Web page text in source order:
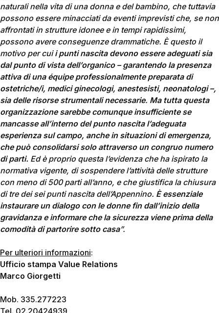
naturali nella vita di una donna e del bambino, che tuttavia
possono essere minacciati da eventi imprevisti che, se non
affrontati in strutture idonee e in tempi rapidissimi,
possono avere conseguenze drammatiche. È questo il
motivo per cuii punti nascita devono essere adeguati sia
dal punto di vista dell’organico – garantendo la presenza
attiva di una équipe professionalmente preparata di
ostetriche/i, medici ginecologi, anestesisti, neonatologi –,
sia delle risorse strumentali necessarie. Ma tutta questa
organizzazione sarebbe comunque insufficiente se
mancasse all’interno del punto nascita l’adeguata
esperienza sul campo, anche in situazioni di emergenza,
che può consolidarsi solo attraverso un congruo numero
di parti. Ed è proprio questa l’evidenza che ha ispirato la
normativa vigente, di sospendere l’attività delle strutture
con meno di 500 parti all’anno, e che giustifica la chiusura
di tre dei sei punti nascita dell’Appennino. È essenziale
instaurare un dialogo con le donne fin dall’inizio della
gravidanza e informare che la sicurezza viene prima della
comodità di partorire sotto casa”.
Per ulteriori informazioni:
Ufficio stampa Value Relations
Marco Giorgetti
Mob. 335.277223
Tel. 02.20424939